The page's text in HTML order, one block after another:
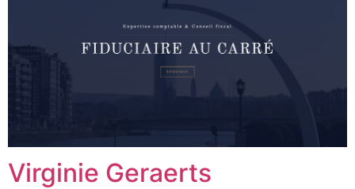
Virginie Geraerts